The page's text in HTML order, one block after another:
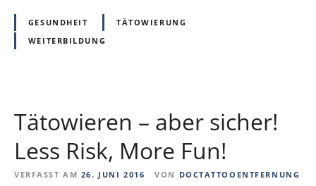
e
t
i
o
n
n
r
H
a
u
GESUNDHEIT
TÄTOWIERUNG
WEITERBILDUNG
Tätowieren – aber sicher!
Less Risk, More Fun!
VERFASST AM 26. JUNI 2016 VON DOCTATTOOENTFERNUNG